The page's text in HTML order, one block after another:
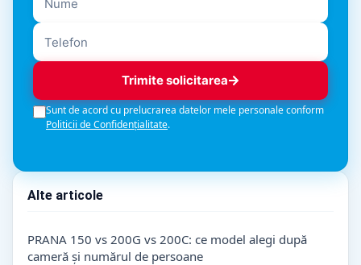
Trimite solicitarea
Sunt de acord cu prelucrarea datelor mele personale conform
Politicii de Confidențialitate.
Alte articole
PRANA 150 vs 200G vs 200C: ce model alegi după
cameră și numărul de persoane